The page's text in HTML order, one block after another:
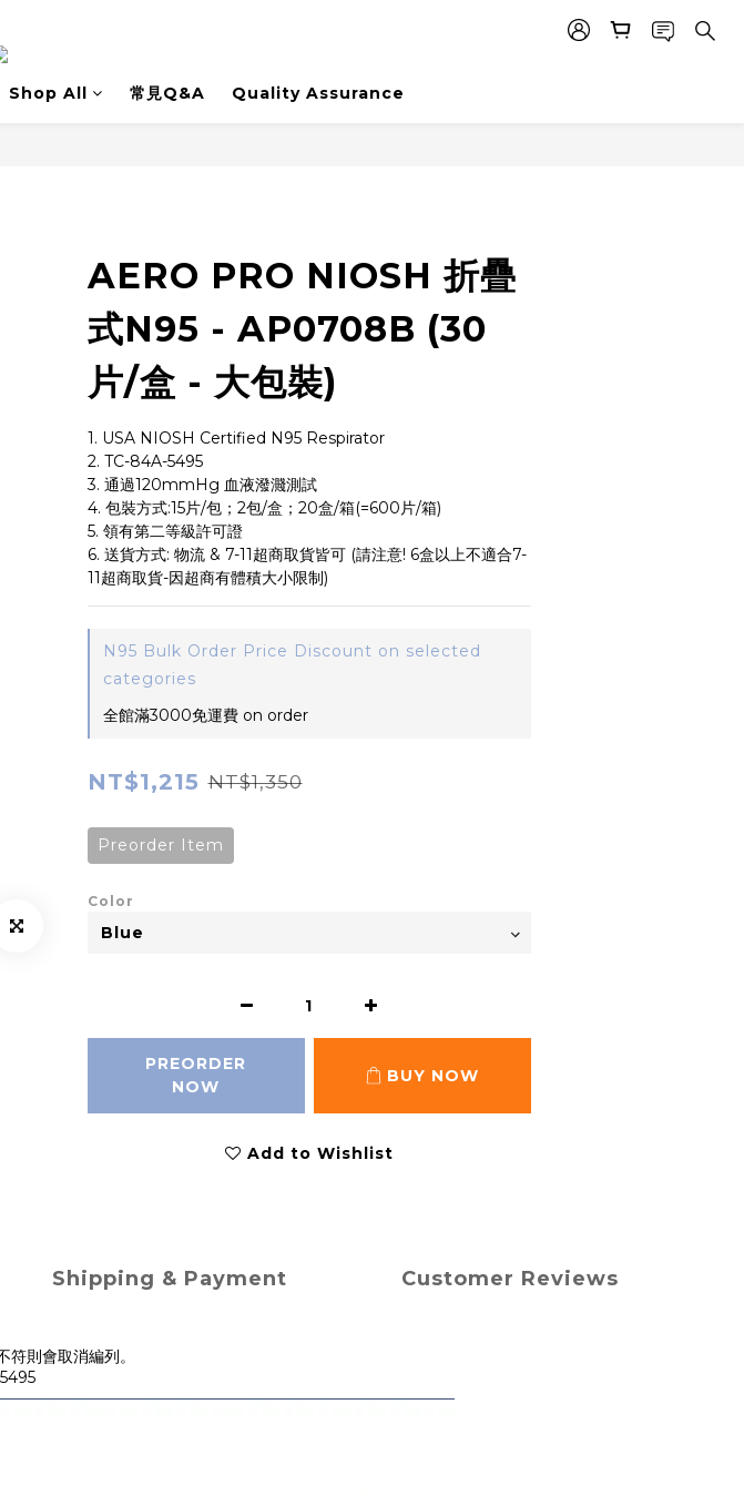
Shop All 常見Q&A Quality Assurance
AERO PRO NIOSH 折疊
式N95 - AP0708B (30
片/盒 - 大包裝)
1. USA NIOSH Certified N95 Respirator
2. TC-84A-5495
3. 通過120mmHg 血液潑濺測試
4. 包裝方式:15片/包；2包/盒；20盒/箱(=600片/箱)
5. 領有第二等級許可證
6. 送貨方式: 物流 & 7-11超商取貨皆可 (請注意! 6盒以上不適合7-
11超商取貨-因超商有體積大小限制)
N95 Bulk Order Price Discount on selected
categories
全館滿3000免運費 on order
NT$1,215 NT$1,350
Preorder Item
Color
PREORDER
NOW
BUY NOW
Add to Wishlist
Shipping & Payment Customer Reviews
則會取消編列。